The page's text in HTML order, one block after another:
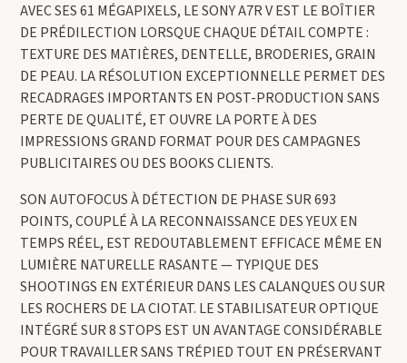
AVEC SES 61 MÉGAPIXELS, LE SONY A7R V EST LE BOÎTIER
DE PRÉDILECTION LORSQUE CHAQUE DÉTAIL COMPTE :
TEXTURE DES MATIÈRES, DENTELLE, BRODERIES, GRAIN
DE PEAU. LA RÉSOLUTION EXCEPTIONNELLE PERMET DES
RECADRAGES IMPORTANTS EN POST-PRODUCTION SANS
PERTE DE QUALITÉ, ET OUVRE LA PORTE À DES
IMPRESSIONS GRAND FORMAT POUR DES CAMPAGNES
PUBLICITAIRES OU DES BOOKS CLIENTS.
SON AUTOFOCUS À DÉTECTION DE PHASE SUR 693
POINTS, COUPLÉ À LA RECONNAISSANCE DES YEUX EN
TEMPS RÉEL, EST REDOUTABLEMENT EFFICACE MÊME EN
LUMIÈRE NATURELLE RASANTE — TYPIQUE DES
SHOOTINGS EN EXTÉRIEUR DANS LES CALANQUES OU SUR
LES ROCHERS DE LA CIOTAT. LE STABILISATEUR OPTIQUE
INTÉGRÉ SUR 8 STOPS EST UN AVANTAGE CONSIDÉRABLE
POUR TRAVAILLER SANS TRÉPIED TOUT EN PRÉSERVANT